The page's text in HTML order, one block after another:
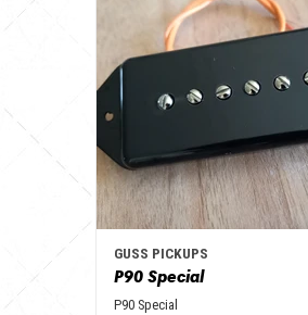
GUSS PICKUPS
P90 Special
P90 Special